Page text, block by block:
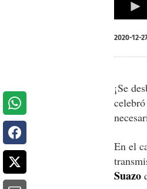
of
2020-12-
¡Se
En el
Suazo